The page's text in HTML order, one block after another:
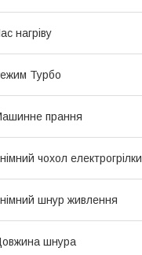
нагріву
Турбо
прання
чохол електрогрілки
шнур живлення
шнура